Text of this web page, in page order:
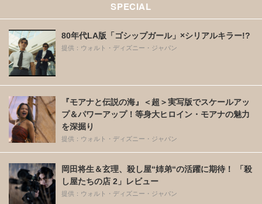
SPECIAL
80年代LA版「ゴシップガール」×シリアルキラー!?
提供：ウォルト・ディズニー・ジャパン
『モアナと伝説の海』＜超＞実写版でスケールアッ
プ＆パワーアップ！等身大ヒロイン・モアナの魅力
を深掘り
提供：ウォルト・ディズニー・ジャパン
岡田将生＆玄理、殺し屋“姉弟“の活躍に期待！ 「殺
し屋たちの店 2」レビュー
提供：ウォルト・ディズニー・ジャパン